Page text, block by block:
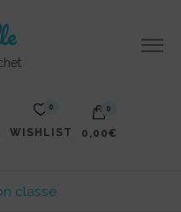
0
WISHLIST
0
0,00€
vide.
classé